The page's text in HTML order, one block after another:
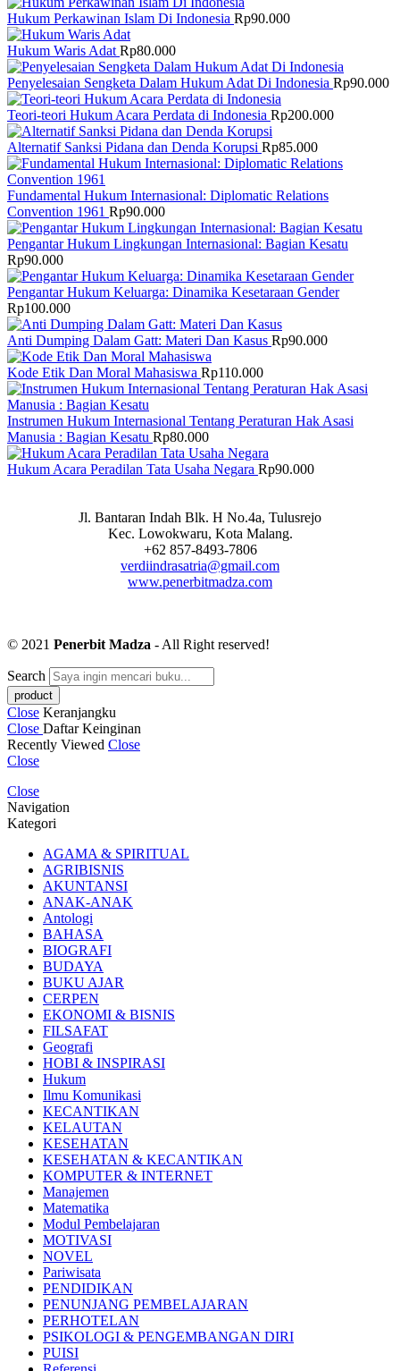
Hukum Perkawinan Islam Di Indonesia Rp90.000
Hukum Waris Adat Rp80.000
Penyelesaian Sengketa Dalam Hukum Adat Di Indonesia Rp90.000
Teori-teori Hukum Acara Perdata di Indonesia Rp200.000
Alternatif Sanksi Pidana dan Denda Korupsi Rp85.000
Fundamental Hukum Internasional: Diplomatic Relations
Convention 1961 Rp90.000
Pengantar Hukum Lingkungan Internasional: Bagian Kesatu
Rp90.000
Pengantar Hukum Keluarga: Dinamika Kesetaraan Gender
Rp100.000
Anti Dumping Dalam Gatt: Materi Dan Kasus Rp90.000
Kode Etik Dan Moral Mahasiswa Rp110.000
Instrumen Hukum Internasional Tentang Peraturan Hak Asasi
Manusia : Bagian Kesatu Rp80.000
Hukum Acara Peradilan Tata Usaha Negara Rp90.000
Jl. Bantaran Indah Blk. H No.4a, Tulusrejo
Kec. Lowokwaru, Kota Malang.
+62 857-8493-7806
verdiindrasatria@gmail.com
www.penerbitmadza.com
© 2021 Penerbit Madza - All Right reserved!
Search
Close Keranjangku
Close Daftar Keinginan
Recently Viewed Close
Close
Close
Navigation
Kategori
AGAMA & SPIRITUAL
AGRIBISNIS
AKUNTANSI
ANAK-ANAK
Antologi
BAHASA
BIOGRAFI
BUDAYA
BUKU AJAR
CERPEN
EKONOMI & BISNIS
FILSAFAT
Geografi
HOBI & INSPIRASI
Hukum
Ilmu Komunikasi
KECANTIKAN
KELAUTAN
KESEHATAN
KESEHATAN & KECANTIKAN
KOMPUTER & INTERNET
Manajemen
Matematika
Modul Pembelajaran
MOTIVASI
NOVEL
Pariwisata
PENDIDIKAN
PENUNJANG PEMBELAJARAN
PERHOTELAN
PSIKOLOGI & PENGEMBANGAN DIRI
PUISI